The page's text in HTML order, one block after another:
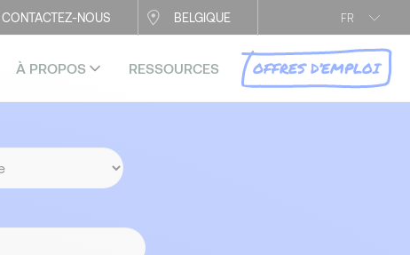
FR
CONTACTEZ-NOUS BELGIQUE
À PROPOS RESSOURCES OFFRES D’EMPLOI